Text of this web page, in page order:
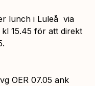
lunch i Luleå via
15.45 för att direkt
OER 07.05 ank